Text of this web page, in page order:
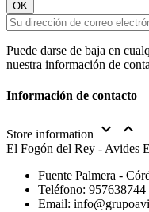
Puede darse de baja en
nuestra información de
Información de contacto
Store information  
El Fogón del Rey - Avides
Fuente Palmera -
Teléfono: 957638744
Email: